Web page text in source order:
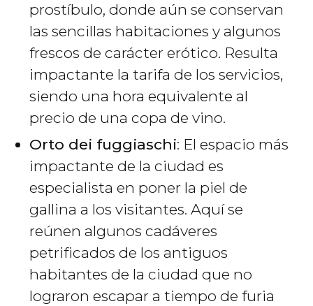
prostíbulo, donde aún se conservan
las sencillas habitaciones y algunos
frescos de carácter erótico. Resulta
impactante la tarifa de los servicios,
siendo una hora equivalente al
precio de una copa de vino.
Orto dei fuggiaschi: El espacio más
impactante de la ciudad es
especialista en poner la piel de
gallina a los visitantes. Aquí se
reúnen algunos cadáveres
petrificados de los antiguos
habitantes de la ciudad que no
lograron escapar a tiempo de furia